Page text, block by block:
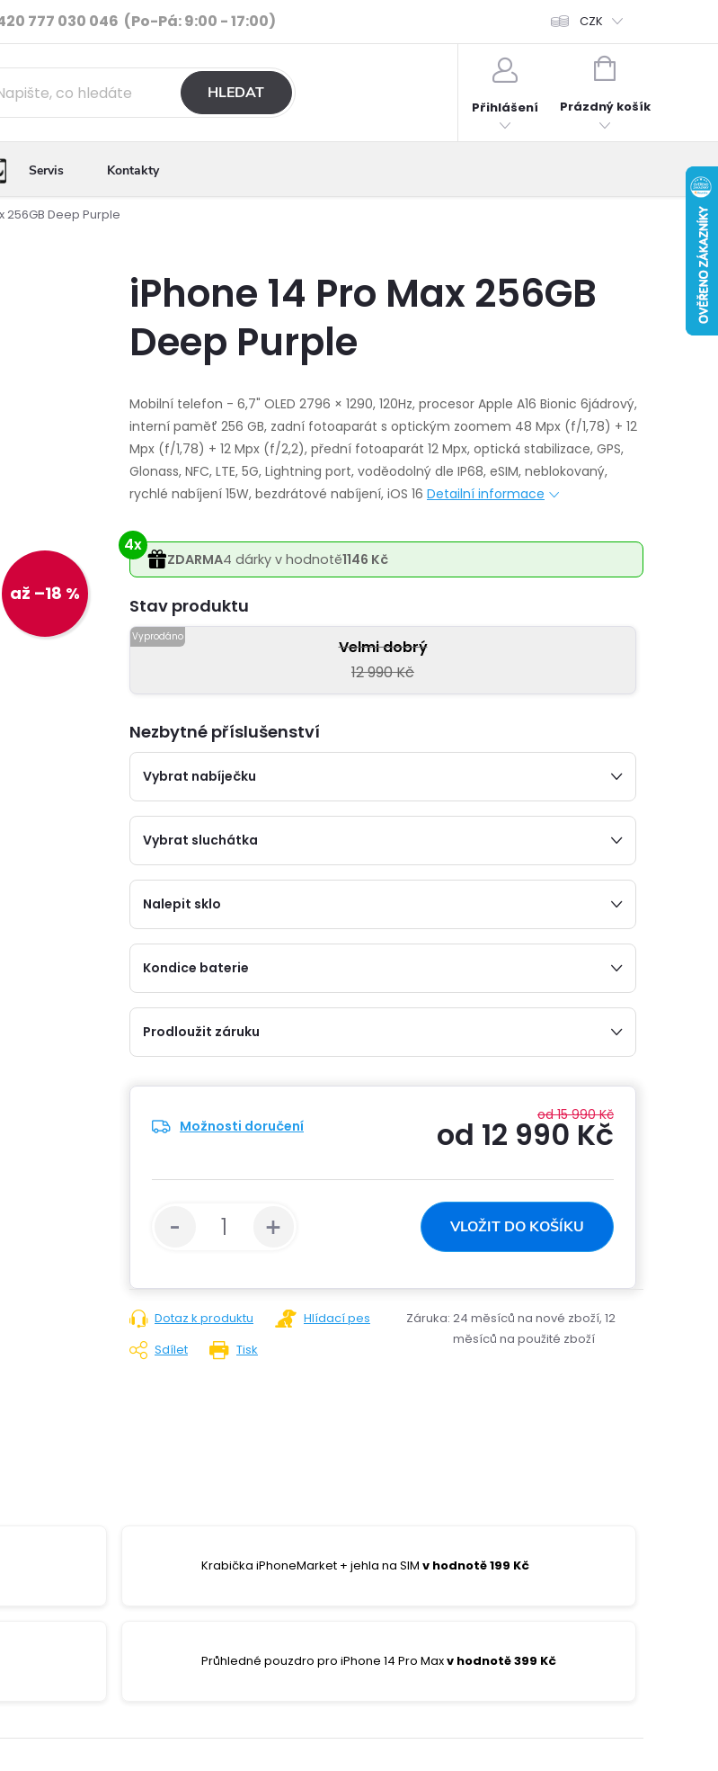
777 030 046 (Po-Pá: 9:00 - 17:00)
iPhony Výhody e-shopu Porovnání telefonů Hodnocení obchodu
CZK
HLEDAT
Přihlášení
NÁKUPNÍ
Prázdný košík
Servis Kontakty
256GB Deep Purple
až –18 %
iPhone 14 Pro Max 256GB
Deep Purple
Mobilní telefon - 6,7" OLED 2796 × 1290, 120Hz, procesor Apple A16 Bionic 6jádrový,
interní paměť 256 GB, zadní fotoaparát s optickým zoomem 48 Mpx (f/1,78) + 12
Mpx (f/1,78) + 12 Mpx (f/2,2), přední fotoaparát 12 Mpx, optická stabilizace, GPS,
Glonass, NFC, LTE, 5G, Lightning port, voděodolný dle IP68, eSIM, neblokovaný,
rychlé nabíjení 15W, bezdrátové nabíjení, iOS 16 Detailní informace
4x
ZDARMA4 dárky v hodnotě1146 Kč
Velmi dobrý
12 990 Kč
Nezbytné příslušenství
Vybrat nabíječku
Vybrat sluchátka
Nalepit sklo
Kondice baterie
Prodloužit záruku
Možnosti doručení
od 15 990 Kč
od 12 990 Kč
cena:
VLOŽIT DO KOŠÍKU
Tisk
Dotaz k produktu
Hlídací pes
Sdílet
Záruka: 24 měsíců na nové zboží, 12
měsíců na použité zboží
Krabička iPhoneMarket + jehla na SIM v hodnotě 199 Kč
Průhledné pouzdro pro iPhone 14 Pro Maxv hodnotě 399 Kč